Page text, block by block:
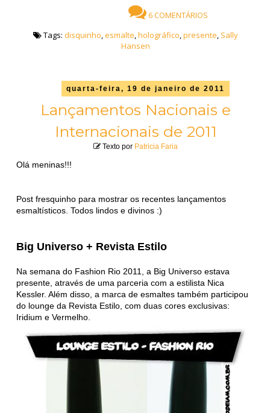
6 COMENTÁRIOS
Tags: disquinho,esmalte,holográfico,presente, Sally
Hansen
quarta-feira, 19 de janeiro de 2011
Lançamentos Nacionais e
Internacionais de 2011
Texto por Patricia Faria
Olá meninas!!!
Post fresquinho para mostrar os recentes lançamentos
esmaltísticos. Todos lindos e divinos :)
Big Universo + Revista Estilo
Na semana do Fashion Rio 2011, a Big Universo estava
presente, através de uma parceria com a estilista Nica
Kessler. Além disso, a marca de esmaltes também participou
do lounge da Revista Estilo, com duas cores exclusivas:
Iridium e Vermelho.